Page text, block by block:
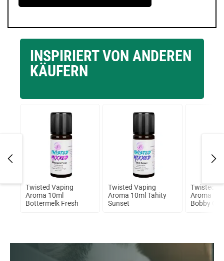
INSPIRIERT VON ANDEREN
KÄUFERN
Twisted Vaping
Aroma 10ml
Bottermelk Fresh
Twisted Vaping
Aroma 10ml Tahity
Sunset
Twisted
Aroma
Bobby